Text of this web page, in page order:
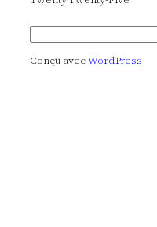
Rechercher
Conçu avecWordPress